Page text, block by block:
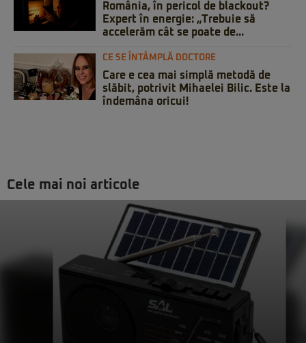
România, în pericol de blackout?
Expert în energie: „Trebuie să
accelerăm cât se poate de...
CE SE ÎNTÂMPLĂ DOCTORE
Care e cea mai simplă metodă de
slăbit, potrivit Mihaelei Bilic. Este la
îndemâna oricui!
Cele mai noi articole